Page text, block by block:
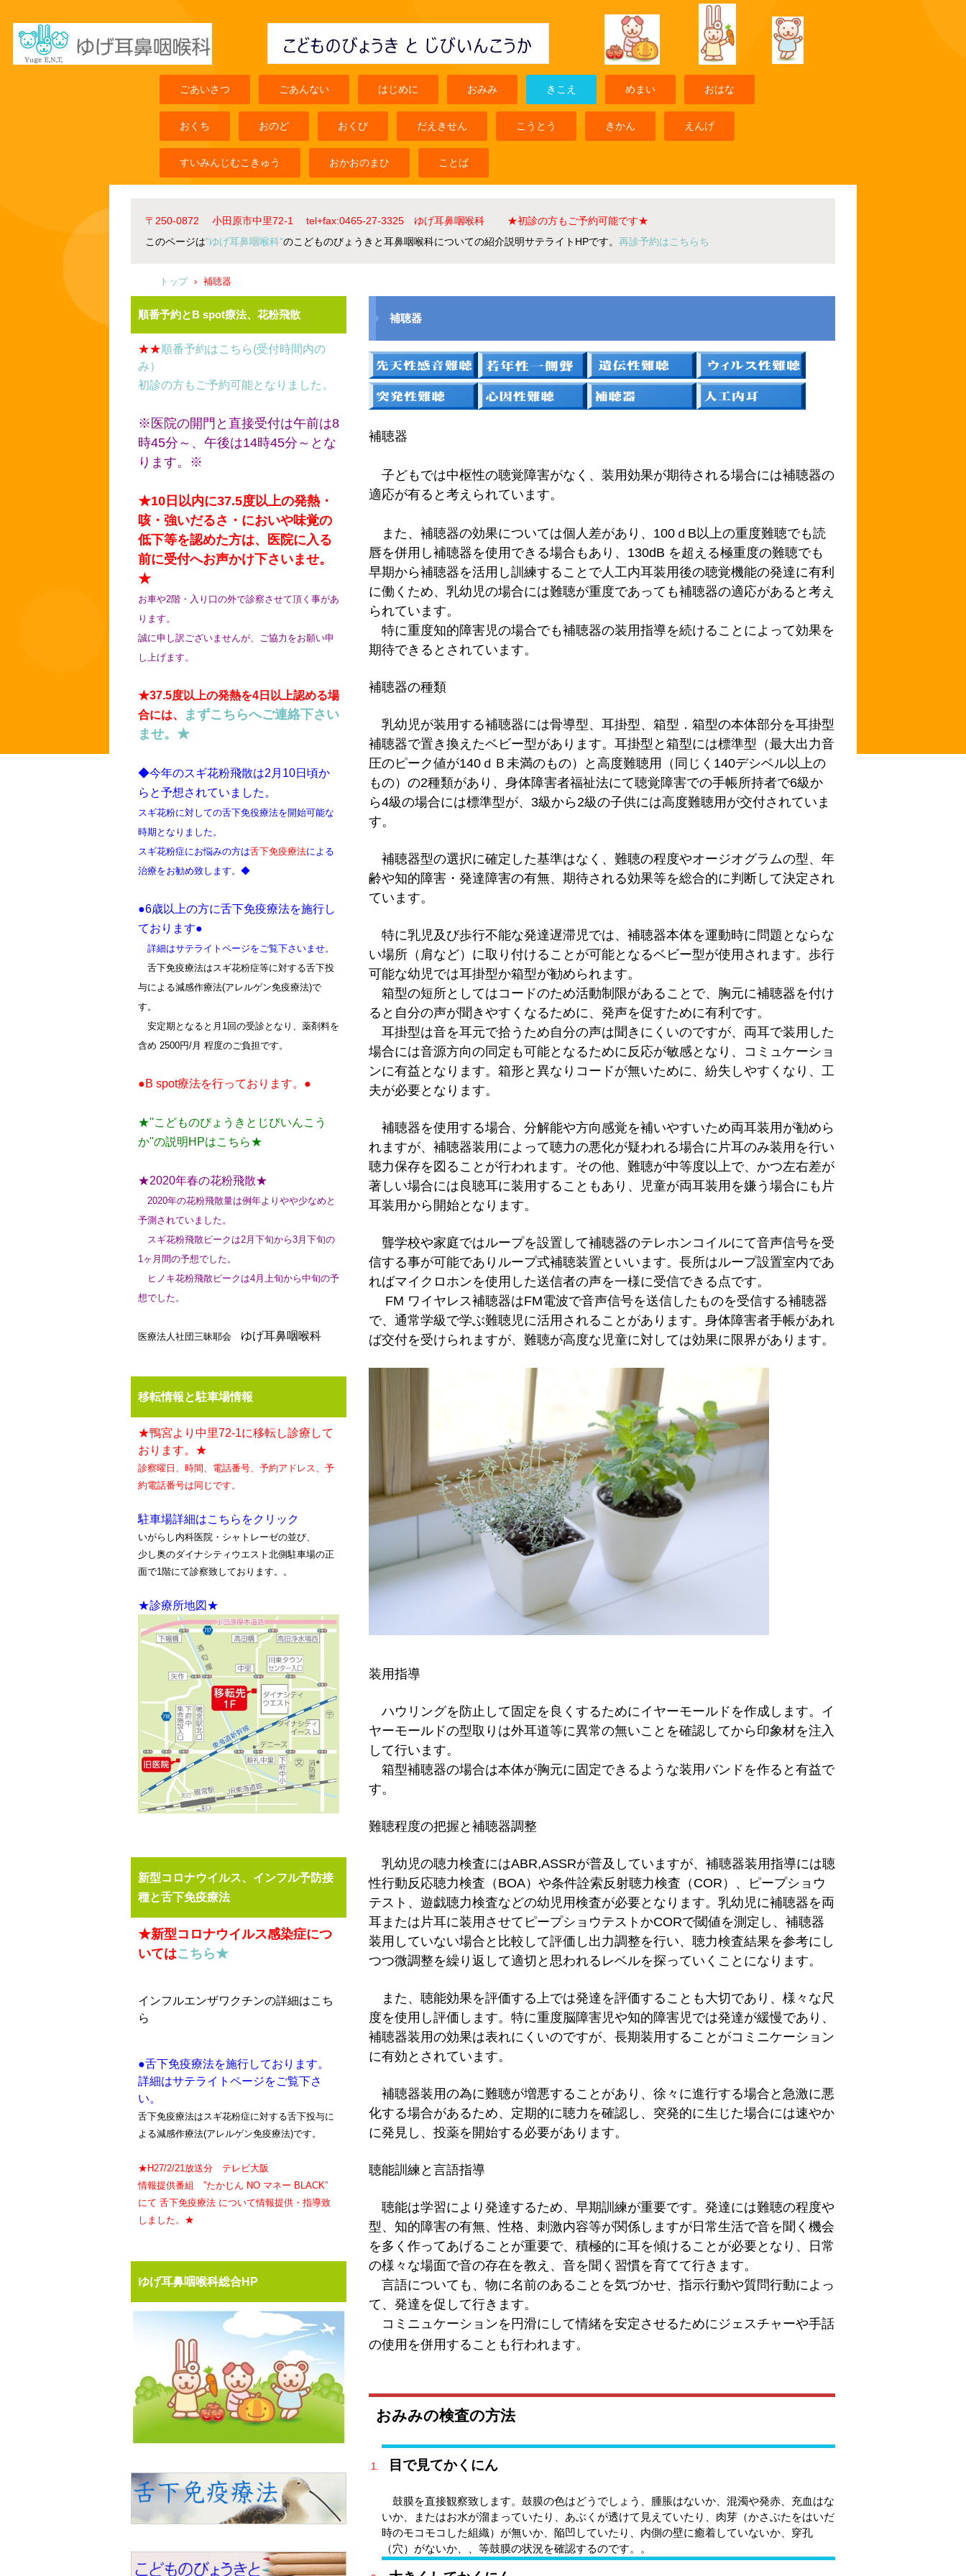
〒250-0872 小田原市中里72-1 tel+fax:0465-27-3325 ゆげ耳鼻咽喉科 ★初診の方もご予約可能です★
このページは”ゆげ耳鼻咽喉科”のこどものびょうきと耳鼻咽喉科についての紹介説明サテライトHPです。 再診予約はこちらち
ごあいさつ ごあんない はじめに おみみ きこえ めまい おはな
おくち おのど おくび だえきせん こうとう きかん えんげ
すいみんじむこきゅう おかおのまひ ことば
トップ › 補聴器
補聴器
補聴器
子どもでは中枢性の聴覚障害がなく、装用効果が期待される場合には補聴器の
適応が有ると考えられています。
また、補聴器の効果については個人差があり、100ｄB以上の重度難聴でも読
唇を併用し補聴器を使用できる場合もあり、130dB を超える極重度の難聴でも
早期から補聴器を活用し訓練することで人工内耳装用後の聴覚機能の発達に有利
に働くため、乳幼児の場合には難聴が重度であっても補聴器の適応があると考え
られています。
特に重度知的障害児の場合でも補聴器の装用指導を続けることによって効果を
期待できるとされています。
補聴器の種類
乳幼児が装用する補聴器には骨導型、耳掛型、箱型．箱型の本体部分を耳掛型
補聴器で置き換えたベビー型があります。耳掛型と箱型には標準型（最大出力音
圧のピーク値が140ｄＢ未満のもの）と高度難聴用（同じく140デシベル以上の
もの）の2種類があり、身体障害者福祉法にて聴覚障害での手帳所持者で6級か
ら4級の場合には標準型が、3級から2級の子供には高度難聴用が交付されていま
す。
補聴器型の選択に確定した基準はなく、難聴の程度やオージオグラムの型、年
齢や知的障害・発達障害の有無、期待される効果等を総合的に判断して決定され
ています。
特に乳児及び歩行不能な発達遅滞児では、補聴器本体を運動時に問題とならな
い場所（肩など）に取り付けることが可能となるベビー型が使用されます。歩行
可能な幼児では耳掛型か箱型が勧められます。
箱型の短所としてはコードのため活動制限があることで、胸元に補聴器を付け
ると自分の声が聞きやすくなるために、発声を促すために有利です。
耳掛型は音を耳元で拾うため自分の声は聞きにくいのですが、両耳で装用した
場合には音源方向の同定も可能となるために反応が敏感となり、コミュケーショ
ンに有益となります。箱形と異なりコードが無いために、紛失しやすくなり、工
夫が必要となります。
補聴器を使用する場合、分解能や方向感覚を補いやすいため両耳装用が勧めら
れますが、補聴器装用によって聴力の悪化が疑われる場合に片耳のみ装用を行い
聴力保存を図ることが行われます。その他、難聴が中等度以上で、かつ左右差が
著しい場合には良聴耳に装用することもあり、児童が両耳装用を嫌う場合にも片
耳装用から開始となります。
聾学校や家庭ではループを設置して補聴器のテレホンコイルにて音声信号を受
信する事が可能でありループ式補聴装置といいます。長所はループ設置室内であ
ればマイクロホンを使用した送信者の声を一様に受信できる点です。
FM ワイヤレス補聴器はFM電波で音声信号を送信したものを受信する補聴器
で、通常学級で学ぶ難聴児に活用されることがあります。身体障害者手帳があれ
ば交付を受けられますが、難聴が高度な児童に対しては効果に限界があります。
装用指導
ハウリングを防止して固定を良くするためにイヤーモールドを作成します。イ
ヤーモールドの型取りは外耳道等に異常の無いことを確認してから印象材を注入
して行います。
箱型補聴器の場合は本体が胸元に固定できるような装用バンドを作ると有益で
す。
難聴程度の把握と補聴器調整
乳幼児の聴力検査にはABR,ASSRが普及していますが、補聴器装用指導には聴
性行動反応聴力検査（BOA）や条件詮索反射聴力検査（COR）、ピープショウ
テスト、遊戯聴力検査などの幼児用検査が必要となります。乳幼児に補聴器を両
耳または片耳に装用させてピープショウテストかCORで閾値を測定し、補聴器
装用していない場合と比較して評価し出力調整を行い、聴力検査結果を参考にし
つつ微調整を繰り返して適切と思われるレベルを探っていくことになります。
また、聴能効果を評価する上では発達を評価することも大切であり、様々な尺
度を使用し評価します。特に重度脳障害児や知的障害児では発達が緩慢であり、
補聴器装用の効果は表れにくいのですが、長期装用することがコミニケーション
に有効とされています。
補聴器装用の為に難聴が増悪することがあり、徐々に進行する場合と急激に悪
化する場合があるため、定期的に聴力を確認し、突発的に生じた場合には速やか
に発見し、投薬を開始する必要があります。
聴能訓練と言語指導
聴能は学習により発達するため、早期訓練が重要です。発達には難聴の程度や
型、知的障害の有無、性格、刺激内容等が関係しますが日常生活で音を聞く機会
を多く作ってあげることが重要で、積極的に耳を傾けることが必要となり、日常
の様々な場面で音の存在を教え、音を聞く習慣を育てて行きます。
言語についても、物に名前のあることを気づかせ、指示行動や質問行動によっ
て、発達を促して行きます。
コミニュケーションを円滑にして情緒を安定させるためにジェスチャーや手話
の使用を併用することも行われます。
おみみの検査の方法
目で見てかくにん
鼓膜を直接観察致します。鼓膜の色はどうでしょう、腫脹はないか、混濁や発赤、充血はな
いか、またはお水が溜まっていたり、あぶくが透けて見えていたり、肉芽（かさぶたをはいだ
時のモコモコした組織）が無いか、陥凹していたり、内側の壁に癒着していないか、穿孔
（穴）がないか、、等鼓膜の状況を確認するのです。。
順番予約とB spot療法、花粉飛散
★★ 順番予約はこちら(受付時間内の
み）
初診の方もご予約可能となりました。
※医院の開門と直接受付は午前は8
時45分～、午後は14時45分～とな
ります。※
★10日以内に37.5度以上の発熱・
咳・強いだるさ・においや味覚の
低下等を認めた方は、医院に入る
前に受付へお声かけ下さいませ。
★
お車や2階・入り口の外で診察させて頂く事があ
ります。
誠に申し訳ございませんが、ご協力をお願い申
し上げます。
★37.5度以上の発熱を4日以上認める場
合には、
まずこちらへご連絡下さい
ませ。★
◆今年のスギ花粉飛散は2月10日頃か
らと予想されていました。
スギ花粉に対しての舌下免役療法を開始可能な
時期となりました。
スギ花粉症にお悩みの方は舌下免疫療法による
治療をお勧め致します。 ◆
●6歳以上の方に舌下免疫療法を施行し
ております●
詳細はサテライトページをご覧下さいませ。
舌下免疫療法はスギ花粉症等に対する舌下投
与による減感作療法(アレルゲン免疫療法)で
す。
安定期となると月1回の受診となり、薬剤料を
含め 2500円/月 程度のご負担です。
●B spot療法を行っております。●
★"こどものびょうきとじびいんこう
か"の説明HPはこちら★
★2020年春の花粉飛散★
2020年の花粉飛散量は例年よりやや少なめと
予測されていました。
スギ花粉飛散ピークは2月下旬から3月下旬の
1ヶ月間の予想でした。
ヒノキ花粉飛散ピークは4月上旬から中旬の予
想でした。
医療法人社団三昧耶会 ゆげ耳鼻咽喉科
移転情報と駐車場情報
★鴨宮より中里72-1に移転し診療して
おります。★
診察曜日、時間、電話番号、予約アドレス、予
約電話番号は同じです。
駐車場詳細はこちらをクリック
いがらし内科医院・シャトレーゼの並び、
少し奥のダイナシティウエスト北側駐車場の正
面で1階にて診察致しております。。
★診療所地図★
新型コロナウイルス、インフル予防接
種と舌下免疫療法
★新型コロナウイルス感染症につ
いてはこちら★
インフルエンザワクチンの詳細はこち
ら
●舌下免疫療法を施行しております。
詳細はサテライトページをご覧下さ
い。
舌下免疫療法はスギ花粉症に対する舌下投与に
よる減感作療法(アレルゲン免疫療法)です。
★H27/2/21放送分 テレビ大阪
情報提供番組 ”たかじん NO マネー BLACK”
にて 舌下免疫療法 について情報提供・指導致
しました。★
ゆげ耳鼻咽喉科総合HP